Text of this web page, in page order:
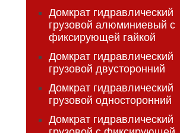
Домкрат гидравлический
грузовой алюминиевый с
фиксирующей гайкой
Домкрат гидравлический
грузовой двусторонний
Домкрат гидравлический
грузовой односторонний
Домкрат гидравлический